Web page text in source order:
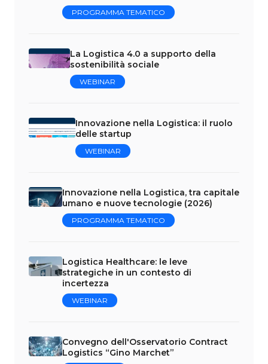
PROGRAMMA TEMATICO
La Logistica 4.0 a supporto della
sostenibilità sociale
WEBINAR
Innovazione nella Logistica: il ruolo
delle startup
WEBINAR
Innovazione nella Logistica, tra capitale
umano e nuove tecnologie (2026)
PROGRAMMA TEMATICO
Logistica Healthcare: le leve
strategiche in un contesto di
incertezza
WEBINAR
Convegno dell'Osservatorio Contract
Logistics “Gino Marchet”